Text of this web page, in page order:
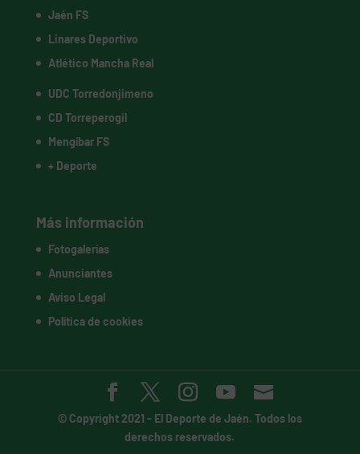
Jaén FS
Linares Deportivo
Atlético Mancha Real
UDC Torredonjimeno
CD Torreperogil
Mengíbar FS
+ Deporte
Más información
Fotogalerías
Anunciantes
Aviso Legal
Política de cookies
© Copyright 2021 - El Deporte de Jaén. Todos los
derechos reservados.